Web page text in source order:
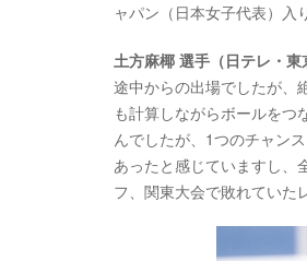
ャパン（日本女子代表）入
土方麻椰 選手（日テレ・東
途中からの出場でしたが、
も計算しながらボールをつ
んでしたが、1つのチャン
あったと感じていますし、
フ、関東大会で敗れていた